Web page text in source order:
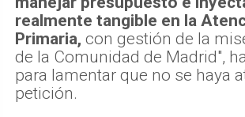
realmente tangible en la
Primaria, con gestión de la
de la Comunidad de Madrid",
para lamentar que no se haya
petición.